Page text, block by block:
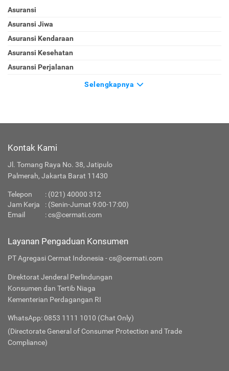
Asuransi
Asuransi Jiwa
Asuransi Kendaraan
Asuransi Kesehatan
Asuransi Perjalanan
Selengkapnya
Kontak Kami
Jl. Tomang Raya No. 38, Jatipulo
Palmerah, Jakarta Barat 11430
Telepon : (021) 40000 312
Jam Kerja
: (Senin-Jumat 9:00-17:00)
Email
:cs@cermati.com
Layanan Pengaduan Konsumen
PT Agregasi Cermat Indonesia - cs@cermati.com
Direktorat Jenderal Perlindungan
Konsumen dan Tertib Niaga
Kementerian Perdagangan RI
WhatsApp: 0853 1111 1010 (Chat Only)
(Directorate General of Consumer Protection and Trade
Compliance)